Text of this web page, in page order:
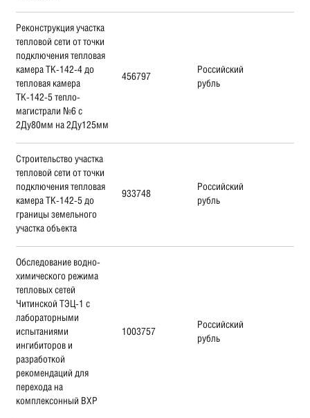
Реконструкция участка
тепловой сети от точки
подключения тепловая
камера ТК-142-4 до
тепловая камера
ТК-142-5 тепло-
магистрали №6 с
2Ду80мм на 2Ду125мм
456797
Российский
рубль
Строительство участка
тепловой сети от точки
подключения тепловая
камера ТК-142-5 до
границы земельного
участка объекта
933748
Российский
рубль
Обследование водно-
химического режима
тепловых сетей
Читинской ТЭЦ-1 с
лабораторными
испытаниями
ингибиторов и
разработкой
рекомендаций для
перехода на
комплексонный ВХР
1003757
Российский
рубль